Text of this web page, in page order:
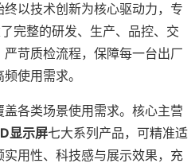
终以技术创新为核心驱动力，专
完整的研发、生产、品控、交
苛质检流程，保障每一台出厂
使用需求。
盖各类场景使用需求。核心主营
显示屏七大系列产品，可精准适
用性、科技感与展示效果，充